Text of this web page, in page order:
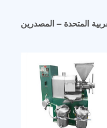
المتحدة – المصدرين